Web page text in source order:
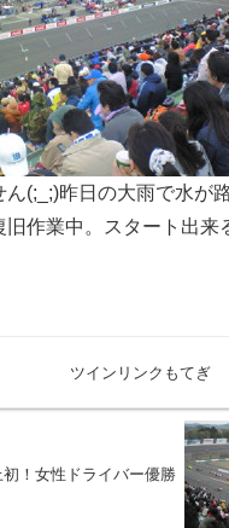
ん(;_;)昨日の大雨で水が
旧作業中。スタート出来
ツインリンクもてぎ
初！女性ドライバー優勝